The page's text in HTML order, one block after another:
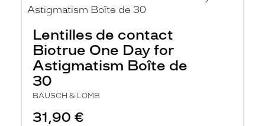
Lentilles de contact
Biotrue One Day for
Astigmatism Boîte de
30
BAUSCH & LOMB
31,90 €